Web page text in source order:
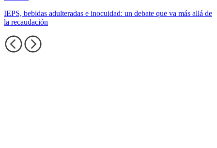
IEPS, bebidas adulteradas e inocuidad: un debate que va más allá de
la recaudación